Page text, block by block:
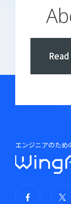
エンジニアのため